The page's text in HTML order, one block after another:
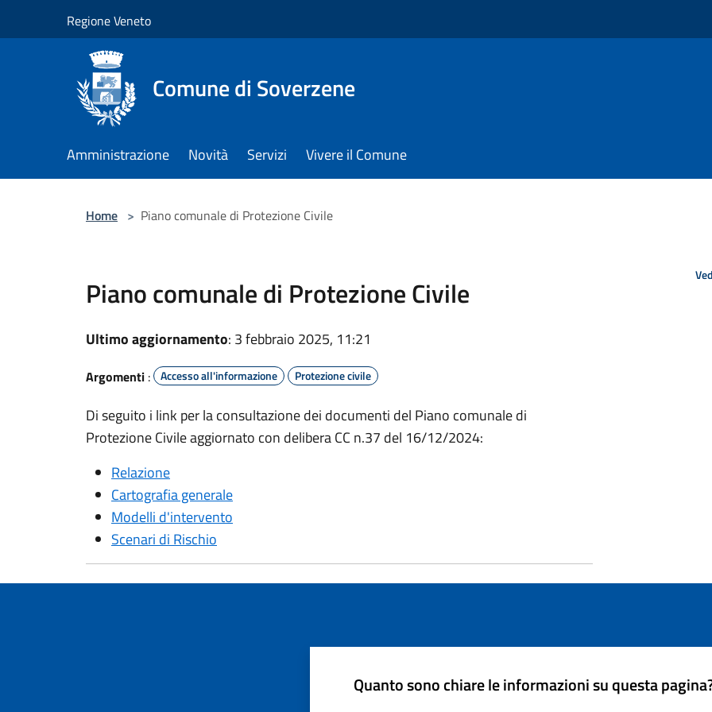
Regione Veneto
Comune di Soverzene
Amministrazione Novità Servizi Vivere il Comune
Home > Piano comunale di Protezione Civile
Piano comunale di Protezione Civile
Ultimo aggiornamento: 3 febbraio 2025, 11:21
Argomenti : Accesso all'informazione Protezione civile
Di seguito i link per la consultazione dei documenti del Piano comunale di
Protezione Civile aggiornato con delibera CC n.37 del 16/12/2024:
Relazione
Cartografia generale
Modelli d'intervento
Scenari di Rischio
Quanto sono chiare le informazioni su questa